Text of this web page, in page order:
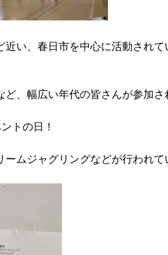
い、春日市を中心に活動され
、幅広い年代の皆さんが参加さ
トの日！
ムジャグリングなどが行われて